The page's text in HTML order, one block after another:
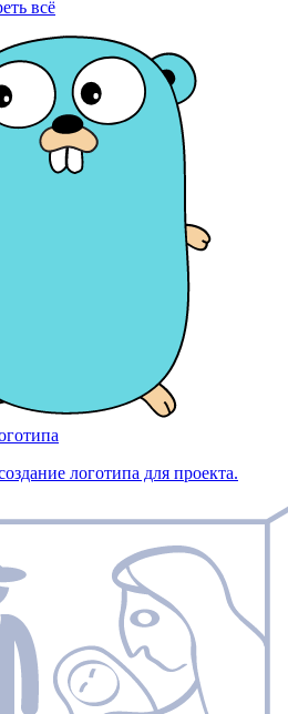
всё
логотипа для проекта.